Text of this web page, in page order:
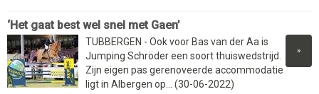
‘Het gaat best wel snel met Gaen’
»
TUBBERGEN - Ook voor Bas van der Aa is
Jumping Schröder een soort thuiswedstrijd.
Zijn eigen pas gerenoveerde accommodatie
ligt in Albergen op... (30-06-2022)